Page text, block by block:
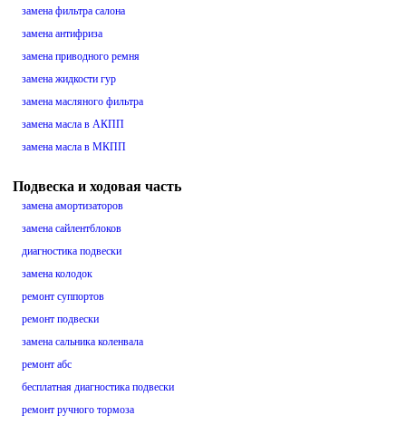
замена фильтра салона
замена антифриза
замена приводного ремня
замена жидкости гур
замена масляного фильтра
замена масла в АКПП
замена масла в МКПП
Подвеска и ходовая часть
замена амортизаторов
замена сайлентблоков
диагностика подвески
замена колодок
ремонт суппортов
ремонт подвески
замена сальника коленвала
ремонт абс
бесплатная диагностика подвески
ремонт ручного тормоза